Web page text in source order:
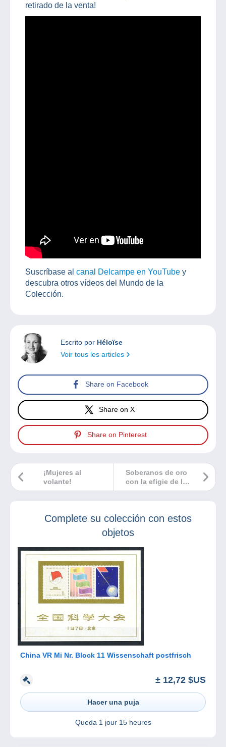
retirado de la venta!
Suscríbase al canal Delcampe en YouTube y
descubra otros vídeos del Mundo de la
Colección.
Escrito por Héloïse
Voir tous les articles
Share on Facebook
Share on X
Share on Pinterest
Soberanos de oro
con la efigie de la
Reina Victoria
¡Mujeres al
volante!
Complete su colección con estos
objetos
China VR Mi Nr. Block 11 Wissenschaft postfrisch
± 12,72 $US
Hacer una puja
Queda 1 jour 15 heures